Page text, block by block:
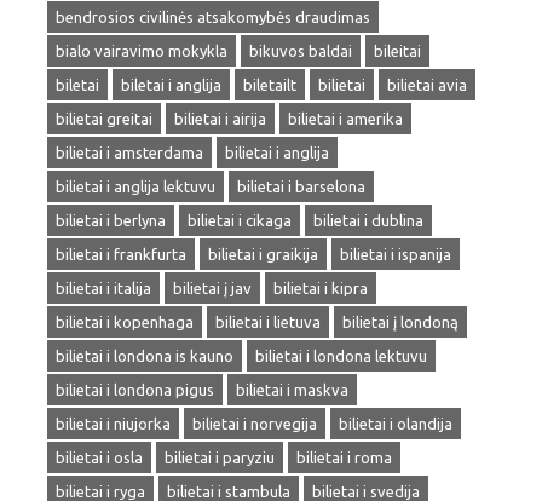
bendrosios civilinės atsakomybės draudimas
bialo vairavimo mokykla
bikuvos baldai
bileitai
biletai
biletai i anglija biletailt bilietai
bilietai avia
bilietai greitai
bilietai i airija
bilietai i amerika
bilietai i amsterdama
bilietai i anglija
bilietai i anglija lektuvu
bilietai i barselona
bilietai i berlyna
bilietai i cikaga
bilietai i dublina
bilietai i frankfurta
bilietai i graikija
bilietai i ispanija
bilietai i italija
bilietai į jav
bilietai i kipra
bilietai i kopenhaga
bilietai i lietuva
bilietai į londoną
bilietai i londona is kauno
bilietai i londona lektuvu
bilietai i londona pigus
bilietai i maskva
bilietai i niujorka
bilietai i norvegija
bilietai i olandija
bilietai i osla
bilietai i paryziu
bilietai i roma
bilietai i ryga
bilietai i stambula
bilietai i svedija